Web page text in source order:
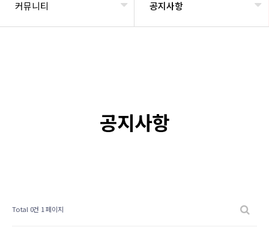
커뮤니티 공지사항
공지사항
Total 0건 1 페이지